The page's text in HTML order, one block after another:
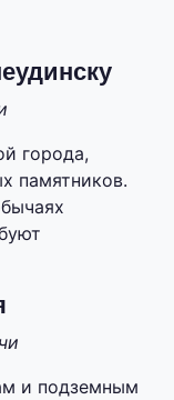
города,
памятников.
и подземным